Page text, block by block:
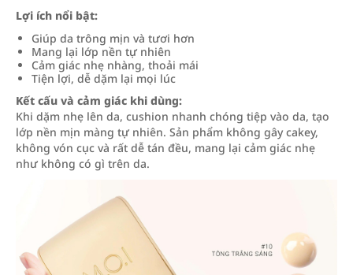
Lợi ích nổi bật:
Giúp da trông mịn và tươi hơn
Mang lại lớp nền tự nhiên
Cảm giác nhẹ nhàng, thoải mái
Tiện lợi, dễ dặm lại mọi lúc
Kết cấu và cảm giác khi dùng:
Khi dặm nhẹ lên da, cushion nhanh chóng tiệp vào da, tạo
lớp nền mịn màng tự nhiên. Sản phẩm không gây cakey,
không vón cục và rất dễ tán đều, mang lại cảm giác nhẹ
như không có gì trên da.